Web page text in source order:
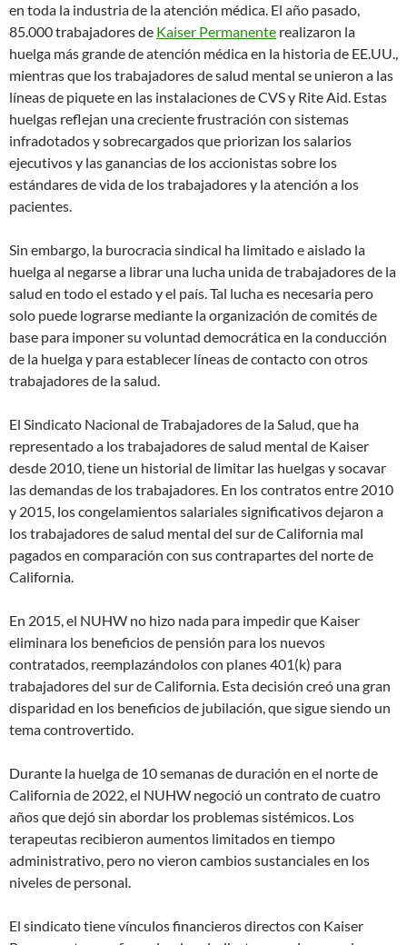
en toda la industria de la atención médica. El año pasado,
85.000 trabajadores de Kaiser Permanente realizaron la
huelga más grande de atención médica en la historia de EE.UU.,
mientras que los trabajadores de salud mental se unieron a las
líneas de piquete en las instalaciones de CVS y Rite Aid. Estas
huelgas reflejan una creciente frustración con sistemas
infradotados y sobrecargados que priorizan los salarios
ejecutivos y las ganancias de los accionistas sobre los
estándares de vida de los trabajadores y la atención a los
pacientes.
Sin embargo, la burocracia sindical ha limitado e aislado la
huelga al negarse a librar una lucha unida de trabajadores de la
salud en todo el estado y el país. Tal lucha es necesaria pero
solo puede lograrse mediante la organización de comités de
base para imponer su voluntad democrática en la conducción
de la huelga y para establecer líneas de contacto con otros
trabajadores de la salud.
El Sindicato Nacional de Trabajadores de la Salud, que ha
representado a los trabajadores de salud mental de Kaiser
desde 2010, tiene un historial de limitar las huelgas y socavar
las demandas de los trabajadores. En los contratos entre 2010
y 2015, los congelamientos salariales significativos dejaron a
los trabajadores de salud mental del sur de California mal
pagados en comparación con sus contrapartes del norte de
California.
En 2015, el NUHW no hizo nada para impedir que Kaiser
eliminara los beneficios de pensión para los nuevos
contratados, reemplazándolos con planes 401(k) para
trabajadores del sur de California. Esta decisión creó una gran
disparidad en los beneficios de jubilación, que sigue siendo un
tema controvertido.
Durante la huelga de 10 semanas de duración en el norte de
California de 2022, el NUHW negoció un contrato de cuatro
años que dejó sin abordar los problemas sistémicos. Los
terapeutas recibieron aumentos limitados en tiempo
administrativo, pero no vieron cambios sustanciales en los
niveles de personal.
El sindicato tiene vínculos financieros directos con Kaiser